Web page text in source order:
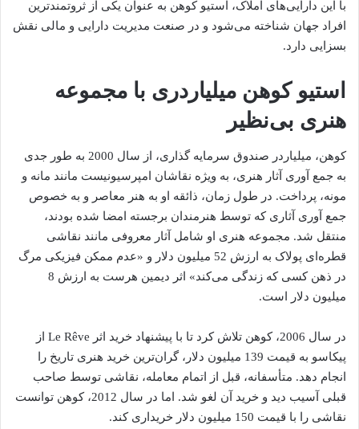
با این دارایی‌های املاک، استیو کوهن به عنوان یکی از ثروتمندترین
افراد جهان شناخته می‌شود و در صنعت مدیریت دارایی و مالی نقش
بسزایی دارد.
استیو کوهن میلیاردری با مجموعه
هنری بی‌نظیر
کوهن، میلیاردر صندوق سرمایه گذاری، از سال 2000 به طور جدی
به جمع آوری آثار هنری، به ویژه نقاشان امپرسیونیست مانند مانه و
مونه، پرداخت. در طول زمان، ذائقه او به هنر معاصر و به خصوص
جمع آوری آثاری که توسط هنرمندان برجسته امضا شده بودند،
منتقل شد. مجموعه هنری او شامل آثار معروفی مانند نقاشی
قطره‌ای پولاک به ارزش 52 میلیون دلار و «عدم‌ ممکن فیزیکی مرگ
در ذهن کسی که زندگی می‌کند» اثر دیمین هرست به ارزش 8
میلیون دلار است.
در سال 2006، کوهن تلاش کرد تا با پیشنهاد خرید اثر Le Rêve از
پیکاسو به قیمت 139 میلیون دلار، گران‌ترین خرید هنری تاریخ را
انجام دهد. متأسفانه، قبل از اتمام معامله، نقاشی توسط صاحب
قبلی آسیب دید و خرید آن لغو شد. اما در سال 2012، کوهن توانست
نقاشی را با قیمت 150 میلیون دلار خریداری کند.